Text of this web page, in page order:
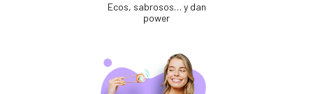
Ecos, sabrosos… y dan
power